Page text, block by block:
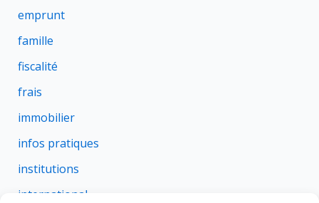
emprunt
famille
fiscalité
frais
immobilier
infos pratiques
institutions
international